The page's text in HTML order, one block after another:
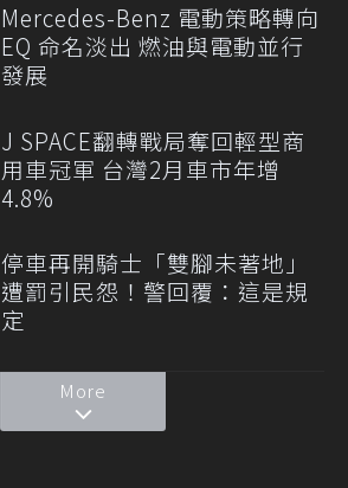
Mercedes-Benz 電動策略轉向
EQ 命名淡出 燃油與電動並行
發展
J SPACE翻轉戰局奪回輕型商
用車冠軍 台灣2月車市年增
4.8%
停車再開騎士「雙腳未著地」
遭罰引民怨！警回覆：這是規
定
More